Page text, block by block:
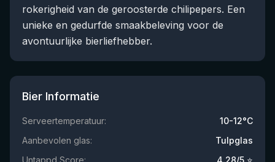
rokerigheid van de geroosterde chilipepers. Een
unieke en gedurfde smaakbeleving voor de
avontuurlijke bierliefhebber.
Bier Informatie
Serveertemperatuur:
10-12°C
Aanbevolen glas:
Tulpglas
Untappd Score:
4.28/5 ⭐